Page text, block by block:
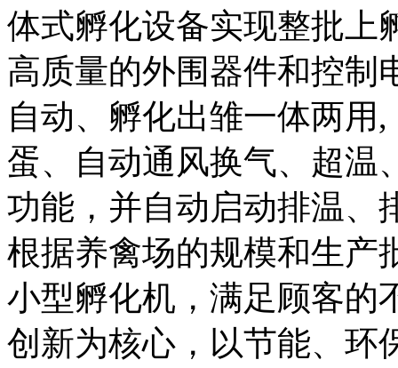
体式孵化设备实现整批上
高质量的外围器件和控制
自动、孵化出雏一体两用
蛋、自动通风换气、超温
功能，并自动启动排温、
根据养禽场的规模和生产
小型孵化机，满足顾客的
创新为核心，以节能、环